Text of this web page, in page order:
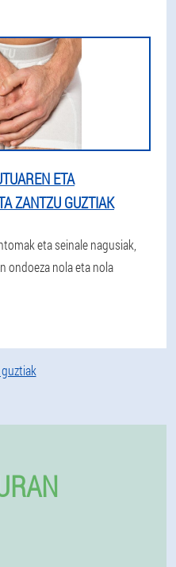
ETA
ZANTZU GUZTIAK
eta seinale nagusiak,
ondoeza nola eta nola